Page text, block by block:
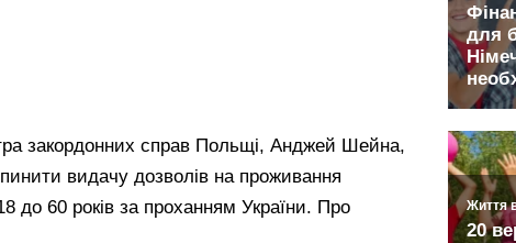
закордонних справ Польщі, Анджей Шейна,
видачу дозволів на проживання
до 60 років за проханням України. Про